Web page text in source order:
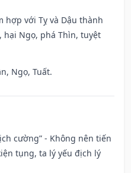
hợp với Tỵ và Dậu thành
hại Ngọ, phá Thìn, tuyệt
Ngọ, Tuất.
cường” - Không nên tiến
tụng, ta lý yếu địch lý